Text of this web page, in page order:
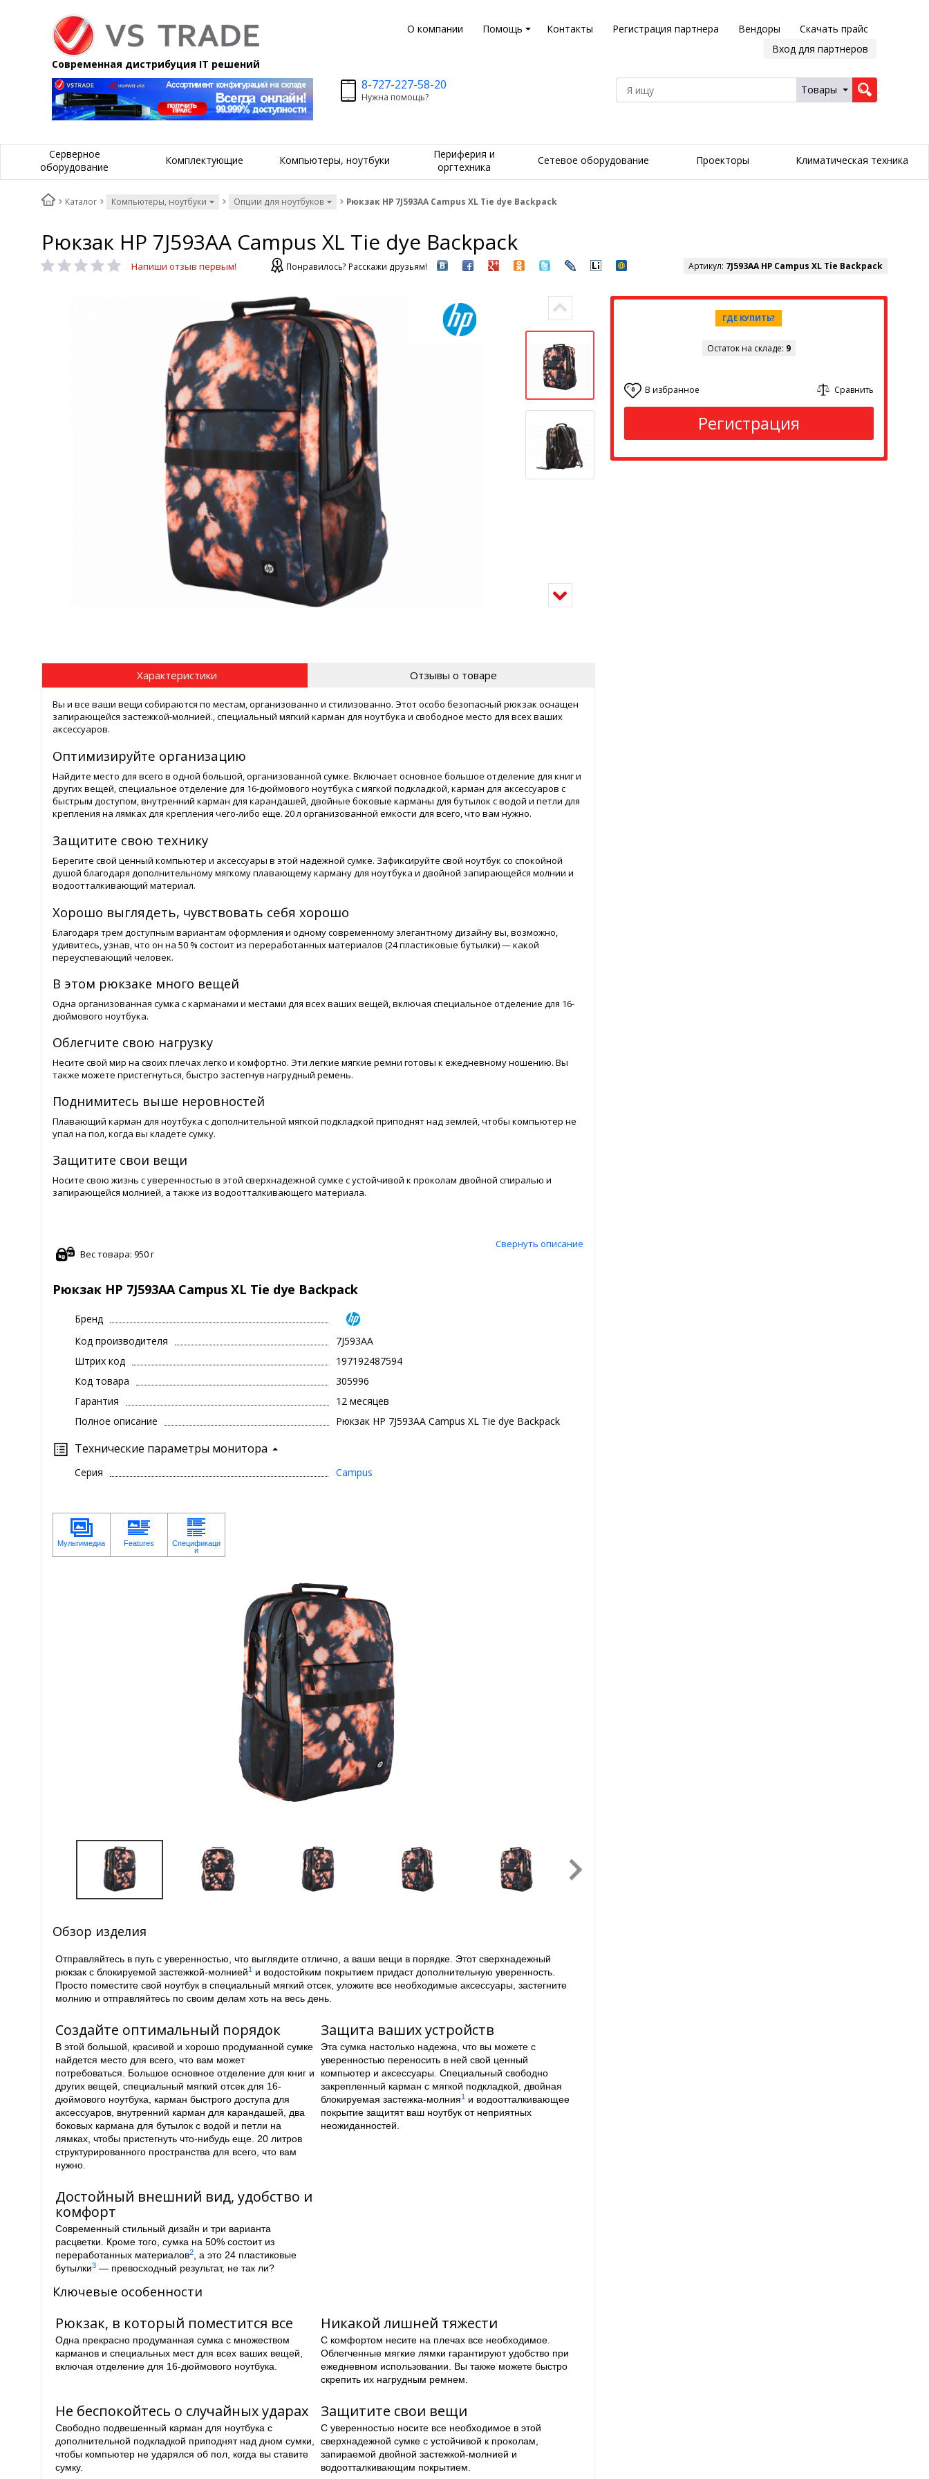
О компании Помощь Контакты Регистрация партнера Вендоры
Скачать прайс
Вход для партнеров
Современная дистрибуция IT решений
8-727-227-58-20
Нужна помощь?
Товары
Серверное
оборудование
Комплектующие Компьютеры, ноутбуки
Периферия и
оргтехника
Сетевое оборудование Проекторы Климатическая техника
Каталог Компьютеры, ноутбуки Опции для ноутбуков Рюкзак HP 7J593AA Campus XL Tie dye Backpack
Рюкзак HP 7J593AA Campus XL Tie dye Backpack
Напиши отзыв первым! Понравилось? Расскажи друзьям! Артикул: 7J593AA HP Campus XL Tie Backpack
ГДЕ КУПИТЬ?
Остаток на складе: 9
0 В избранное Сравнить
Регистрация
Характеристики Отзывы о товаре
Вы и все ваши вещи собираются по местам, организованно и стилизованно. Этот особо безопасный рюкзак оснащен
запирающейся застежкой-молнией., специальный мягкий карман для ноутбука и свободное место для всех ваших
аксессуаров.
Оптимизируйте организацию
Найдите место для всего в одной большой, организованной сумке. Включает основное большое отделение для книг и
других вещей, специальное отделение для 16-дюймового ноутбука с мягкой подкладкой, карман для аксессуаров с
быстрым доступом, внутренний карман для карандашей, двойные боковые карманы для бутылок с водой и петли для
крепления на лямках для крепления чего-либо еще. 20 л организованной емкости для всего, что вам нужно.
Защитите свою технику
Берегите свой ценный компьютер и аксессуары в этой надежной сумке. Зафиксируйте свой ноутбук со спокойной
душой благодаря дополнительному мягкому плавающему карману для ноутбука и двойной запирающейся молнии и
водоотталкивающий материал.
Хорошо выглядеть, чувствовать себя хорошо
Благодаря трем доступным вариантам оформления и одному современному элегантному дизайну вы, возможно,
удивитесь, узнав, что он на 50 % состоит из переработанных материалов (24 пластиковые бутылки) — какой
переуспевающий человек.
В этом рюкзаке много вещей
Одна организованная сумка с карманами и местами для всех ваших вещей, включая специальное отделение для 16-
дюймового ноутбука.
Облегчите свою нагрузку
Несите свой мир на своих плечах легко и комфортно. Эти легкие мягкие ремни готовы к ежедневному ношению. Вы
также можете пристегнуться, быстро застегнув нагрудный ремень.
Поднимитесь выше неровностей
Плавающий карман для ноутбука с дополнительной мягкой подкладкой приподнят над землей, чтобы компьютер не
упал на пол, когда вы кладете сумку.
Защитите свои вещи
Носите свою жизнь с уверенностью в этой сверхнадежной сумке с устойчивой к проколам двойной спиралью и
запирающейся молнией, а также из водоотталкивающего материала.
Свернуть описание
Вес товара: 950 г
Рюкзак HP 7J593AA Campus XL Tie dye Backpack
Бренд
Код производителя
7J593AA
Штрих код
197192487594
Код товара
305996
Гарантия
12 месяцев
Полное описание
Рюкзак HP 7J593AA Campus XL Tie dye Backpack
Технические параметры монитора
Серия Campus
Обзор изделия
Отправляйтесь в путь с уверенностью, что выглядите отлично, а ваши вещи в порядке. Этот сверхнадежный
рюкзак с блокируемой застежкой-молнией1 и водостойким покрытием придаст дополнительную уверенность.
Просто поместите свой ноутбук в специальный мягкий отсек, уложите все необходимые аксессуары, застегните
молнию и отправляйтесь по своим делам хоть на весь день.
Создайте оптимальный порядок
В этой большой, красивой и хорошо продуманной сумке
найдется место для всего, что вам может
потребоваться. Большое основное отделение для книг и
других вещей, специальный мягкий отсек для 16-
дюймового ноутбука, карман быстрого доступа для
аксессуаров, внутренний карман для карандашей, два
боковых кармана для бутылок с водой и петли на
лямках, чтобы пристегнуть что-нибудь еще. 20 литров
структурированного пространства для всего, что вам
нужно.
Защита ваших устройств
Эта сумка настолько надежна, что вы можете с
уверенностью переносить в ней свой ценный
компьютер и аксессуары. Специальный свободно
закрепленный карман с мягкой подкладкой, двойная
блокируемая застежка-молния1 и водоотталкивающее
покрытие защитят ваш ноутбук от неприятных
неожиданностей.
Достойный внешний вид, удобство и
комфорт
Современный стильный дизайн и три варианта
расцветки. Кроме того, сумка на 50% состоит из
переработанных материалов2, а это 24 пластиковые
бутылки3 — превосходный результат, не так ли?
Ключевые особенности
Рюкзак, в который поместится все
Одна прекрасно продуманная сумка с множеством
карманов и специальных мест для всех ваших вещей,
включая отделение для 16-дюймового ноутбука.
Никакой лишней тяжести
С комфортом несите на плечах все необходимое.
Облегченные мягкие лямки гарантируют удобство при
ежедневном использовании. Вы также можете быстро
скрепить их нагрудным ремнем.
Не беспокойтесь о случайных ударах
Свободно подвешенный карман для ноутбука с
дополнительной подкладкой приподнят над дном сумки,
чтобы компьютер не ударялся об пол, когда вы ставите
сумку.
Защитите свои вещи
С уверенностью носите все необходимое в этой
сверхнадежной сумке с устойчивой к проколам,
запираемой двойной застежкой-молнией и
водоотталкивающим покрытием.